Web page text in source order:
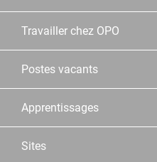
Travailler chez OPO
Postes vacants
Apprentissages
Sites